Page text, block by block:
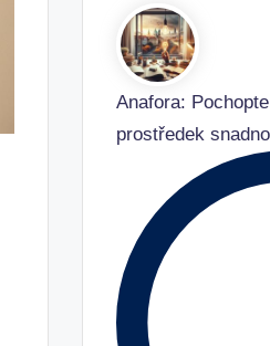
Anafora:
prostředek snadno